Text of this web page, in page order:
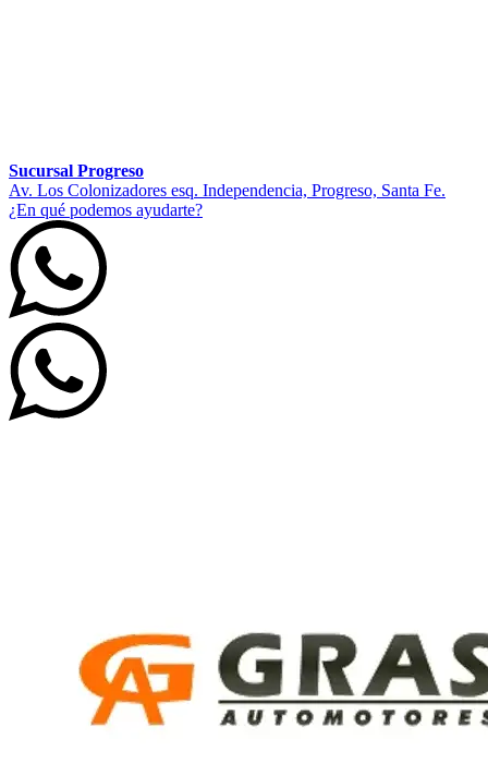
Sucursal Progreso
Av. Los Colonizadores esq. Independencia, Progreso, Santa Fe.
¿En qué podemos ayudarte?